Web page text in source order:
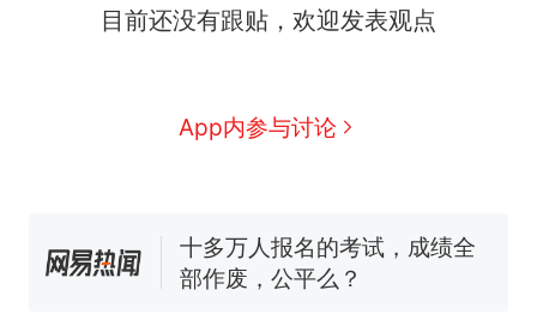
目前还没有跟贴，欢迎发表观点
App内参与讨论
因老师一句“跟我回家”改写了
眼了……
空调24小时开着反而更省电？
电力部门回应
已叫停招聘，成立调查组全面
核查
十多万人报名的考试，成绩全
部作废，公平么？